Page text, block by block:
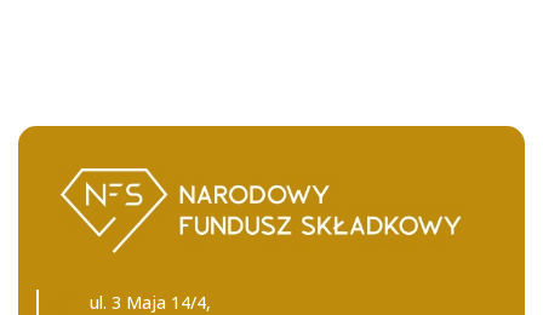
ul. 3 Maja 14/4,